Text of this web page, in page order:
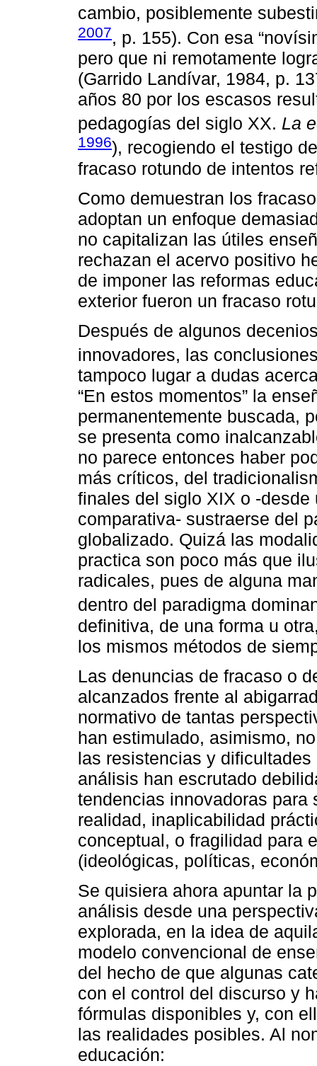
cambio, posiblemente
2007, p. 155). Con esa
pero que ni remotamente
(Garrido Landívar, 1984, p.
años 80 por los escasos
pedagogías del siglo XX. La
1996), recogiendo el testigo
fracaso rotundo de intentos
Como demuestran los
adoptan un enfoque
no capitalizan las útiles
rechazan el acervo positivo
de imponer las reformas
exterior fueron un fracaso
Después de algunos
innovadores, las
tampoco lugar a dudas
“En estos momentos” la
permanentemente buscada,
se presenta como
no parece entonces haber
más críticos, del
finales del siglo XIX o -
comparativa- sustraerse del
globalizado. Quizá las
practica son poco más que
radicales, pues de alguna
dentro del paradigma
definitiva, de una forma u
los mismos métodos de
Las denuncias de fracaso o
alcanzados frente al
normativo de tantas
han estimulado, asimismo,
las resistencias y
análisis han escrutado
tendencias innovadoras
realidad, inaplicabilidad
conceptual, o fragilidad para
(ideológicas, políticas,
Se quisiera ahora apuntar la
análisis desde una
explorada, en la idea de
modelo convencional de
del hecho de que algunas
con el control del discurso y
fórmulas disponibles y, con
las realidades posibles. Al
educación: